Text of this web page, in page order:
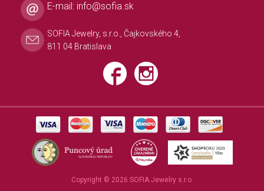
E-mail: info@sofia.sk
SOFIA Jewelry, s.r.o., Čajkovského 4,
811 04 Bratislava
Copyright © 2026 SOFIA Jewelry s.r.o.